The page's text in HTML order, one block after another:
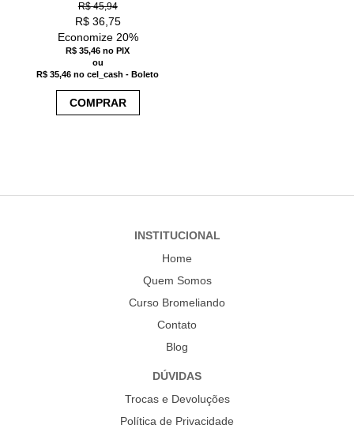
R$ 45,94
R$ 36,75
Economize 20%
R$ 35,46 no PIX
ou
R$ 35,46 no cel_cash - Boleto
COMPRAR
INSTITUCIONAL
Home
Quem Somos
Curso Bromeliando
Contato
Blog
DÚVIDAS
Trocas e Devoluções
Política de Privacidade